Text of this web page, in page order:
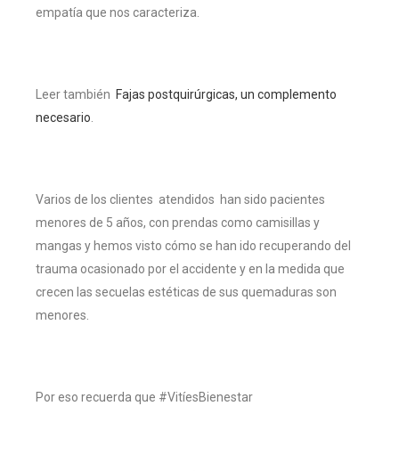
empatía que nos caracteriza.
Leer también Fajas postquirúrgicas, un complemento
necesario
Varios de los clientes atendidos han sido pacientes
menores de 5 años, con prendas como camisillas y
mangas y hemos visto cómo se han ido recuperando del
trauma ocasionado por el accidente y en la medida que
crecen las secuelas estéticas de sus quemaduras son
menores.
Por eso recuerda que #VitíesBienestar